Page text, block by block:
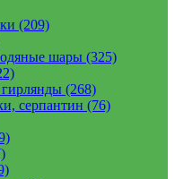
(209)
шары (325)
(268)
серпантин (76)